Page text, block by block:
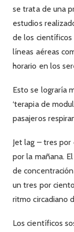
se trata de una
estudios
de los científicos
líneas aéreas
horario en los
Esto se lograría
‘terapia de
pasajeros
Jet lag – tres
por la mañana.
de
un tres por
ritmo circadiano
Los científicos